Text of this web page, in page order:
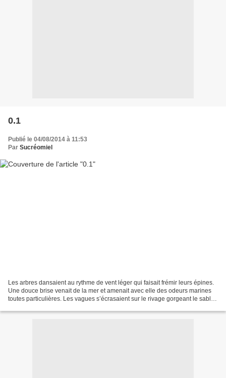
0.1
Publié le 04/08/2014 à 11:53
Par Sucréomiel
Les arbres dansaient au rythme de vent léger qui faisait frémir leurs épines.
Une douce brise venait de la mer et amenait avec elle des odeurs marines
toutes particulières. Les vagues s’écrasaient sur le rivage gorgeant le sable